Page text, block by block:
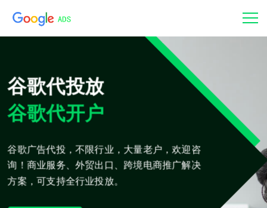
谷歌代投放
谷歌代开户
谷歌广告代投，不限行业，大量老户，欢迎咨
询！商业服务、外贸出口、跨境电商推广解决
方案，可支持全行业投放。